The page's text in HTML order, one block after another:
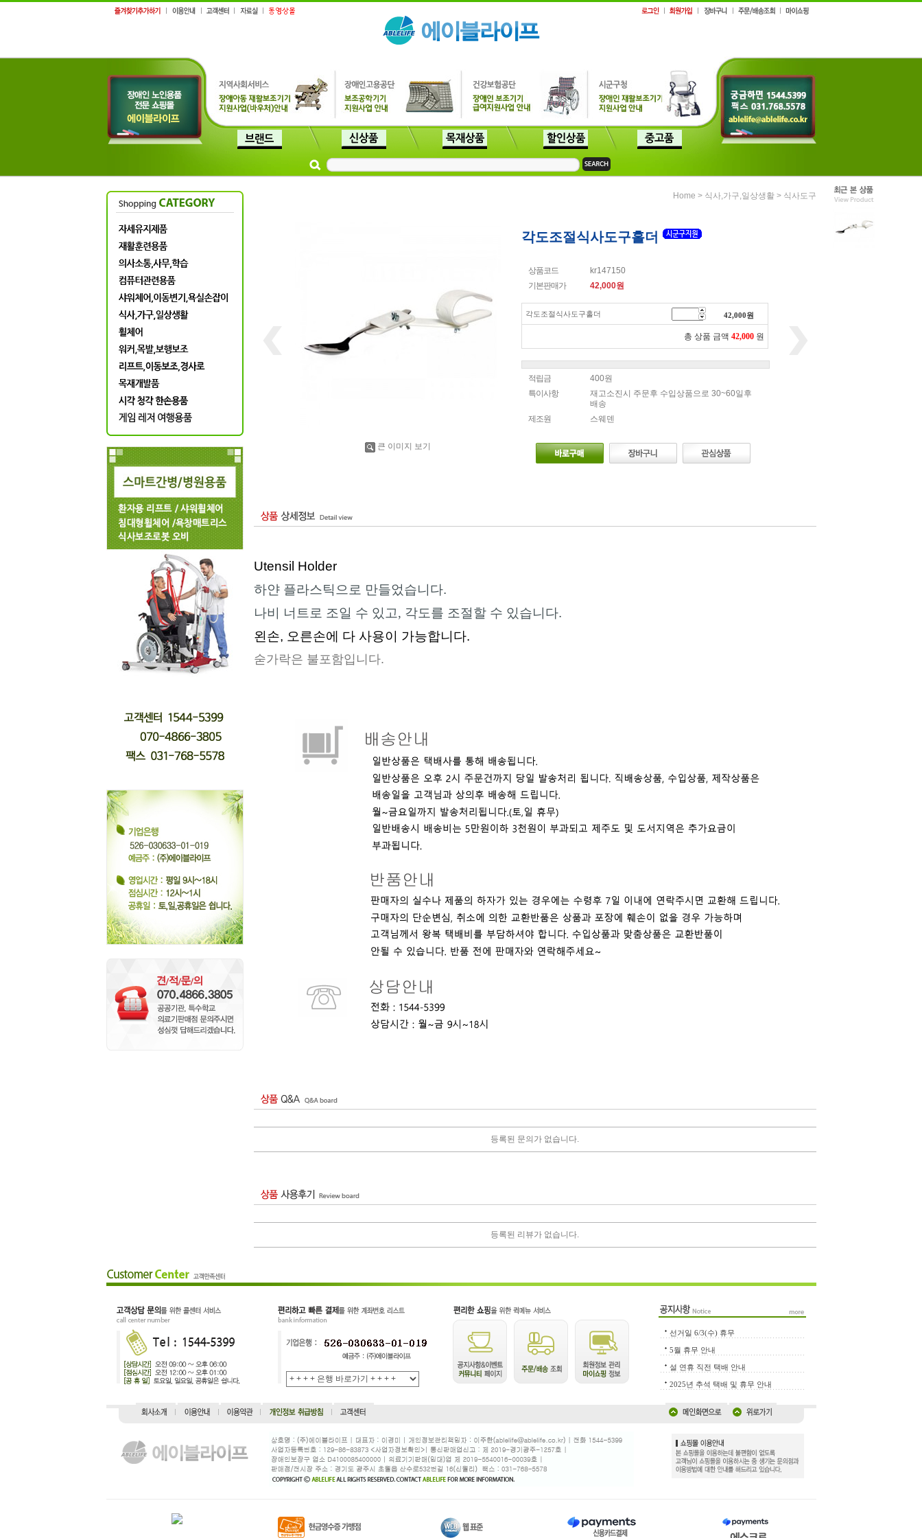
Home > 식사,가구,일상생활> 식사도구
큰 이미지 보기
각도조절식사도구홀더
상품코드
kr147150
기본판매가
42,000원
각도조절식사도구홀더 42,000원
총 상품 금액 42,000 원
적립금
400원
특이사항
재고소진시 주문후 수입상품으로 30~60일후
배송
제조원
스웨덴
Utensil Holder
하얀 플라스틱으로 만들었습니다.
나비
너트로 조일 수 있고, 각도를 조절할 수 있습니다.
왼손, 오른손에 다 사용이 가능합니다.
숟가락은 불포함입니다.
등록된 문의가 없습니다.
등록된 리뷰가 없습니다.
선거일 6/3(수) 휴무
5월 휴무 안내
설 연휴 직전 택배 안내
2025년 추석 택배 및 휴무 안내